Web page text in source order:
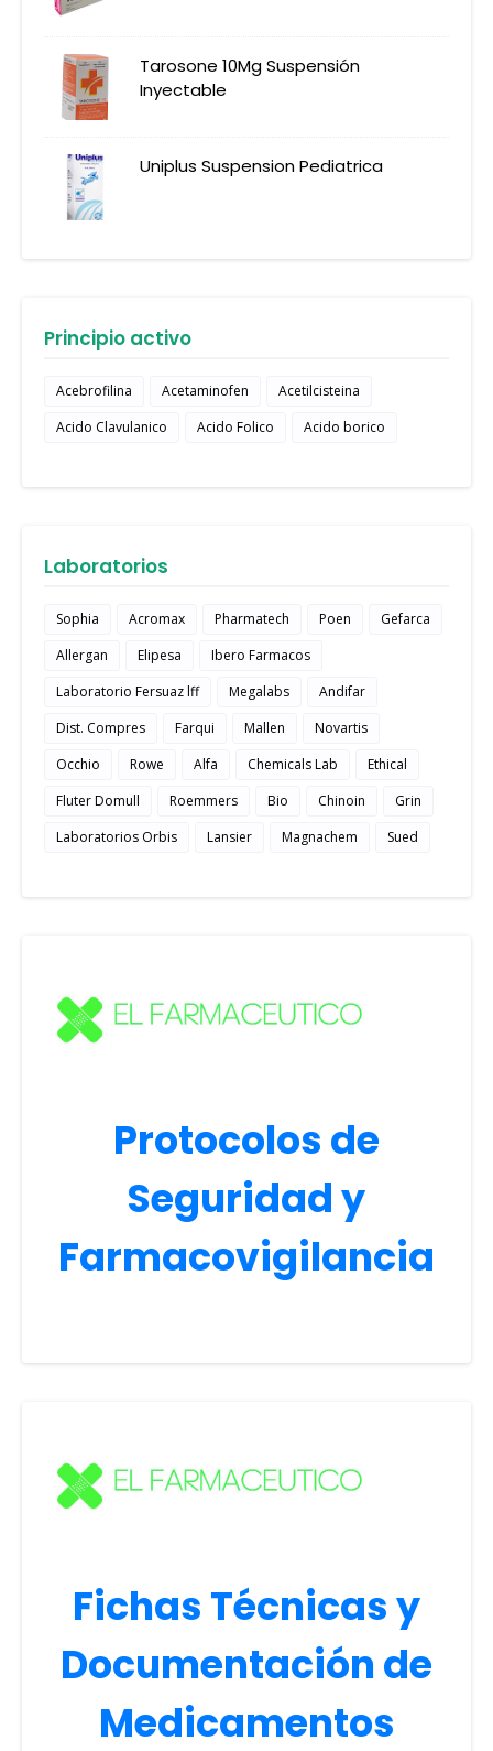
Tarosone 10Mg Suspensión
Inyectable
Uniplus Suspension Pediatrica
Principio activo
Acebrofilina Acetaminofen
Acetilcisteina
Acido Clavulanico
Acido Folico Acido borico
Laboratorios
Sophia Acromax Pharmatech Poen
Gefarca
Allergan
Elipesa
Ibero Farmacos
Laboratorio Fersuaz lff
Megalabs
Andifar
Dist. Compres
Farqui Mallen
Novartis
Occhio
Rowe Alfa Chemicals Lab
Ethical
Fluter Domull
Roemmers Bio Chinoin
Grin
Laboratorios Orbis
Lansier Magnachem Sued
Protocolos de
Seguridad y
Farmacovigilancia
Fichas Técnicas y
Documentación de
Medicamentos